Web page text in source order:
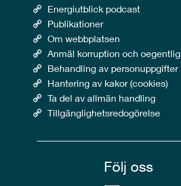
Energiutblick podcast
Publikationer
Om webbplatsen
Anmäl korruption och
Behandling av personuppgifter
Hantering av kakor (cookies)
Ta del av allmän handling
Tillgänglighetsredogörelse
Följ oss